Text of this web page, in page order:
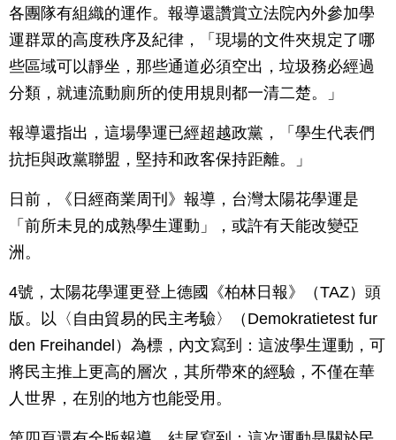
各團隊有組織的運作。報導還讚賞立法院內外參加學
運群眾的高度秩序及紀律，「現場的文件夾規定了哪
些區域可以靜坐，那些通道必須空出，垃圾務必經過
分類，就連流動廁所的使用規則都一清二楚。」
報導還指出，這場學運已經超越政黨，「學生代表們
抗拒與政黨聯盟，堅持和政客保持距離。」
日前，《日經商業周刊》報導，台灣太陽花學運是
「前所未見的成熟學生運動」，或許有天能改變亞
洲。
4號，太陽花學運更登上德國《柏林日報》（TAZ）頭
版。以〈自由貿易的民主考驗〉（Demokratietest fur
den Freihandel）為標，內文寫到：這波學生運動，可
將民主推上更高的層次，其所帶來的經驗，不僅在華
人世界，在別的地方也能受用。